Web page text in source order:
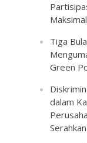
Maksimal
Tiga
Green
dalam